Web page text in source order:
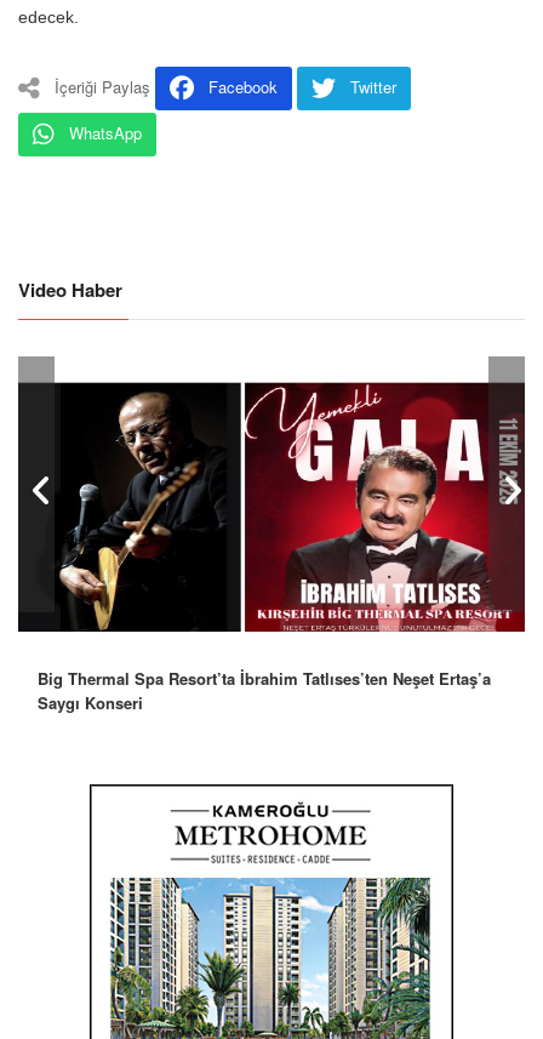
edecek.
İçeriği Paylaş Facebook
Twitter
WhatsApp
Video Haber
Big Thermal Spa Resort’ta İbrahim Tatlıses’ten Neşet Ertaş’a
Saygı Konseri